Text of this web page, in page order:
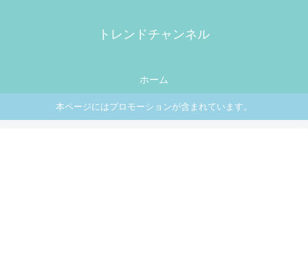
トレンドチャンネル
ホーム
本ページにはプロモーションが含まれています。